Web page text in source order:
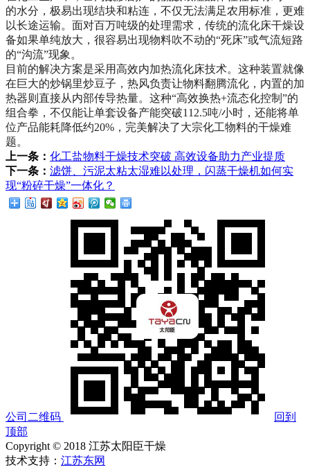
的水分，极易出现结块和粘连，不仅无法满足农用标准，更难
以长途运输。面对百万吨级的处理需求，传统的流化床干燥设
备如果单纯放大，很容易出现物料吹不动的“死床”或气流短路
的“沟流”现象。
目前的解决方案是采用高效内加热流化床技术。这种装置就像
在巨大的炒锅里炒豆子，热风负责让物料翻腾流化，内置的加
热器则直接从内部传导热量。这种“高效换热+流态化控制”的
组合拳，不仅能让单套设备产能突破112.5吨/小时，还能将单
位产品能耗降低约20%，完美解决了大宗化工物料的干燥难
题。
上一条： 化工盐物料干燥技术突破 高效设备助力产业提质
下一条： 滤饼、污泥太粘太湿难以处理，闪蒸干燥机如何实
现“粉碎干燥”一体化？
公司二维码
回到
顶部
Copyright © 2018 江苏太阳臣干燥
技术支持： 江苏东网